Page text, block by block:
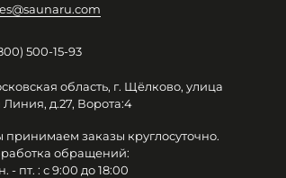
500-15-93
область, г. Щёлково, улица
Линия, д.27, Ворота:4
заказы круглосуточно.
обращений:
- пт. : с 9:00 до 18:00